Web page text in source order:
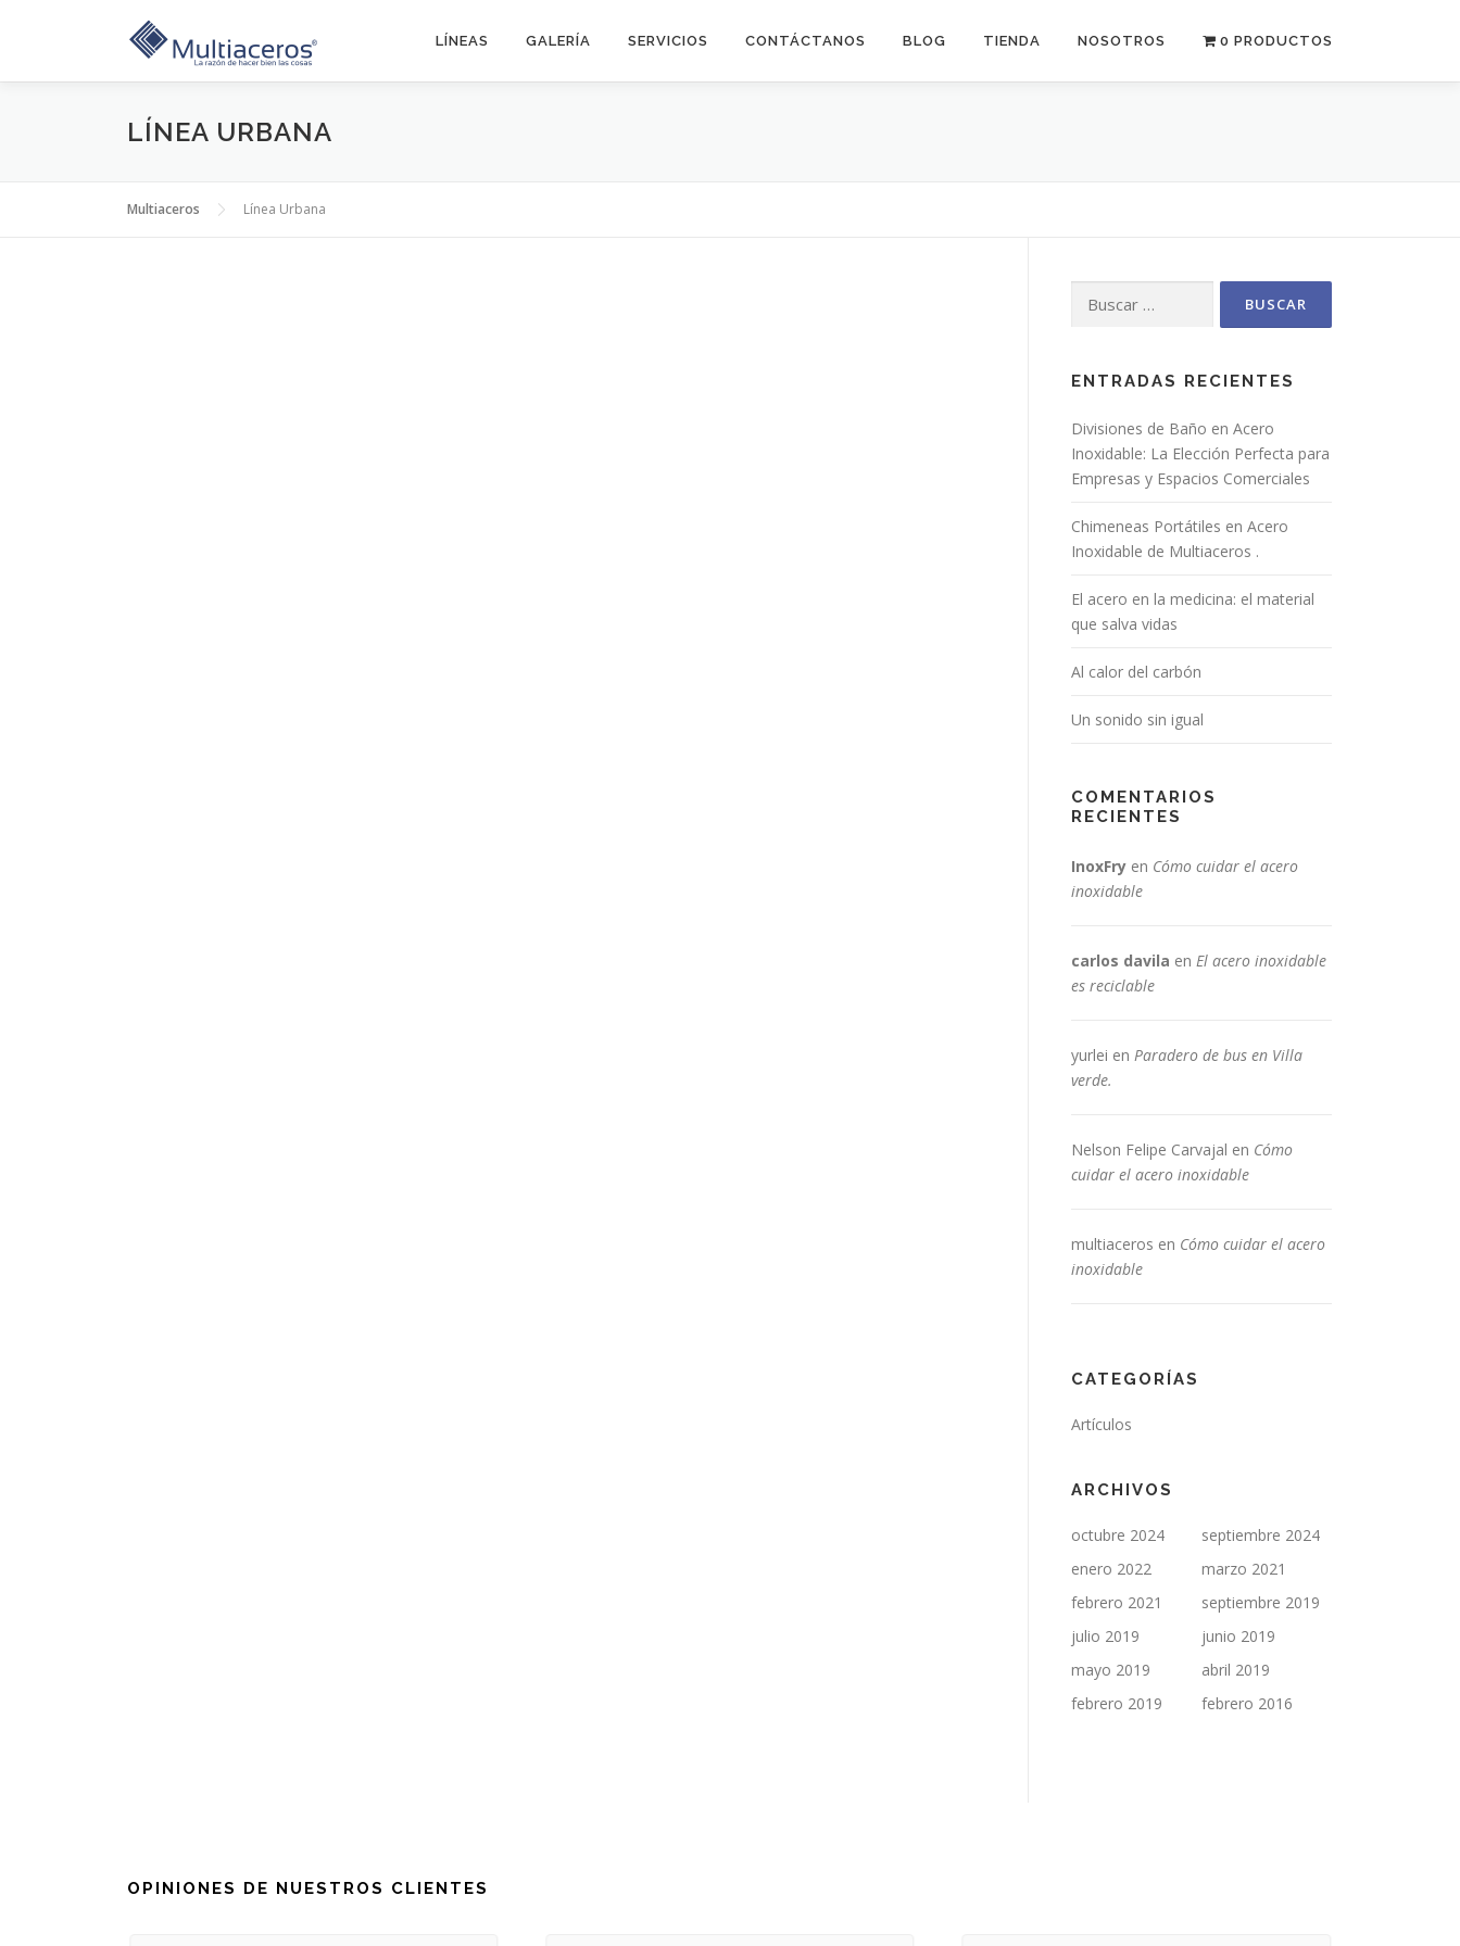
LÍNEAS GALERÍA SERVICIOS CONTÁCTANOS BLOG TIENDA NOSOTROS 0 PRODUCTOS
LÍNEA URBANA
Multiaceros Línea Urbana
ENTRADAS RECIENTES
Divisiones de Baño en Acero
Inoxidable: La Elección Perfecta para
Empresas y Espacios Comerciales
Chimeneas Portátiles en Acero
Inoxidable de Multiaceros .
El acero en la medicina: el material
que salva vidas
Al calor del carbón
Un sonido sin igual
COMENTARIOS
RECIENTES
InoxFry en Cómo cuidar el acero
inoxidable
carlos davila en El acero inoxidable
es reciclable
yurlei en Paradero de bus en Villa
verde.
Nelson Felipe Carvajal en Cómo
cuidar el acero inoxidable
multiaceros en Cómo cuidar el acero
inoxidable
CATEGORÍAS
Artículos
ARCHIVOS
octubre 2024
septiembre 2024
enero 2022
marzo 2021
febrero 2021
septiembre 2019
julio 2019
junio 2019
mayo 2019
abril 2019
febrero 2019
febrero 2016
OPINIONES DE NUESTROS CLIENTES